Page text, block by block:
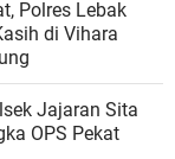
Polres Lebak
di Vihara
Jajaran Sita
OPS Pekat